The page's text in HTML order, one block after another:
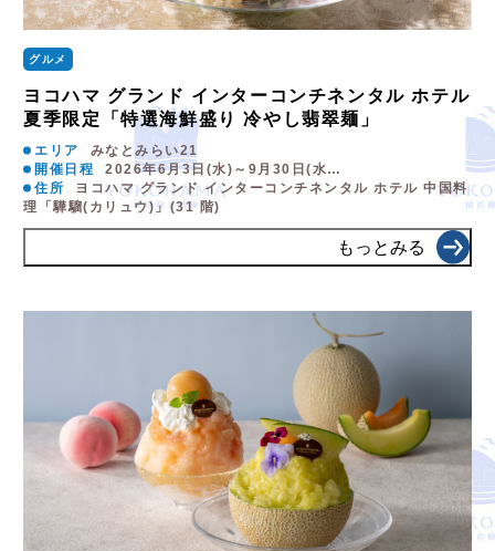
グルメ
ヨコハマ グランド インターコンチネンタル ホテル
夏季限定「特選海鮮盛り 冷やし翡翠麺」
エリア
みなとみらい21
開催日程
2026年6月3日(水)～9月30日(水…
住所
ヨコハマ グランド インターコンチネンタル ホテル 中国料
理「驊騮(カリュウ)」(31 階)
もっとみる